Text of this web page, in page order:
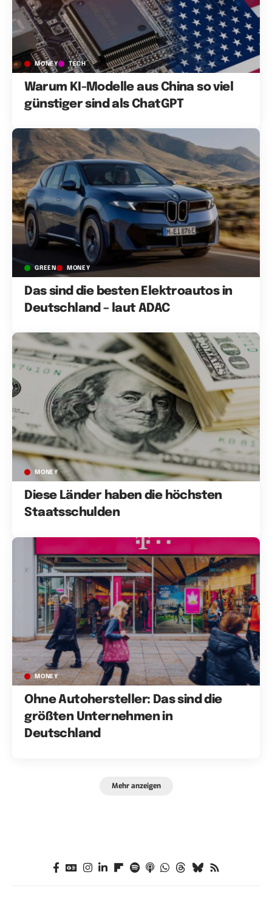
MONEY TECH
Warum KI-Modelle aus China so viel
günstiger sind als ChatGPT
GREEN MONEY
Das sind die besten Elektroautos in
Deutschland – laut ADAC
MONEY
Diese Länder haben die höchsten
Staatsschulden
MONEY
Ohne Autohersteller: Das sind die
größten Unternehmen in
Deutschland
Mehr anzeigen